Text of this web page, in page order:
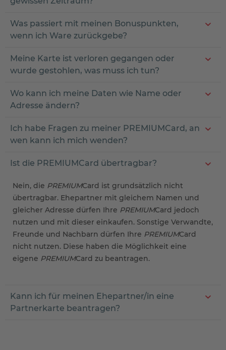
Was passiert mit meinen Bonuspunkten,
wenn ich Ware zurückgebe?
Meine Karte ist verloren gegangen oder
wurde gestohlen, was muss ich tun?
Wo kann ich meine Daten wie Name oder
Adresse ändern?
Ich habe Fragen zu meiner PREMIUMCard, an
wen kann ich mich wenden?
Ist die PREMIUMCard übertragbar?
Nein, die PREMIUMCard ist grundsätzlich nicht
übertragbar. Ehepartner mit gleichem Namen und
gleicher Adresse dürfen Ihre PREMIUMCard jedoch
nutzen und mit dieser einkaufen. Sonstige Verwandte,
Freunde und Nachbarn dürfen Ihre PREMIUMCard
nicht nutzen. Diese haben die Möglichkeit eine
eigene PREMIUMCard zu beantragen.
Kann ich für meinen Ehepartner/in eine
Partnerkarte beantragen?